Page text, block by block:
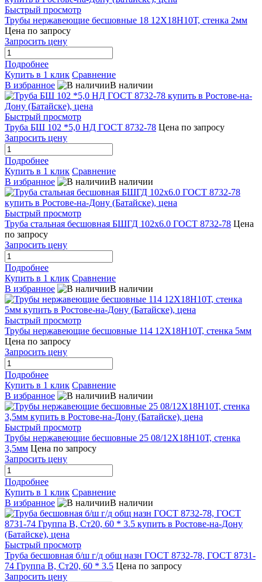
Быстрый просмотр
Трубы нержавеющие бесшовные 18 12Х18Н10Т, стенка 2мм
Цена по запросу
Запросить цену
Подробнее
Купить в 1 клик Сравнение
В избранное
В наличии
Быстрый просмотр
Труба БШ 102 *5,0 НД ГОСТ 8732-78 Цена по запросу
Запросить цену
Подробнее
Купить в 1 клик Сравнение
В избранное
В наличии
Быстрый просмотр
Труба стальная бесшовная БШГД 102х6.0 ГОСТ 8732-78 Цена
по запросу
Запросить цену
Подробнее
Купить в 1 клик Сравнение
В избранное
В наличии
Быстрый просмотр
Трубы нержавеющие бесшовные 114 12Х18Н10Т, стенка 5мм
Цена по запросу
Запросить цену
Подробнее
Купить в 1 клик Сравнение
В избранное
В наличии
Быстрый просмотр
Трубы нержавеющие бесшовные 25 08/12Х18Н10Т, стенка
3,5мм Цена по запросу
Запросить цену
Подробнее
Купить в 1 клик Сравнение
В избранное
В наличии
Быстрый просмотр
Труба бесшовная б/ш г/д общ назн ГОСТ 8732-78, ГОСТ 8731-
74 Группа В, Ст20, 60 * 3.5 Цена по запросу
Запросить цену